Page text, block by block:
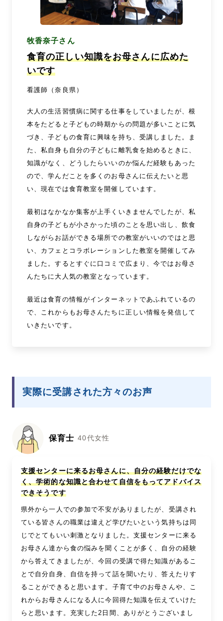
牧香奈子さん
食育の正しい知識をお母さんに広めた
いです
看護師（奈良県）
大人の生活習慣病に関する仕事をしていましたが、根
本をたどると子どもの時期からの問題が多いことに気
づき、子どもの食育に興味を持ち、受講しました。ま
た、私自身も自分の子どもに離乳食を始めるときに、
知識がなく、どうしたらいいのか悩んだ経験もあった
ので、学んだことを多くのお母さんに伝えたいと思
い、現在では食育教室を開催しています。
最初はなかなか集客が上手くいきませんでしたが、私
自身の子どもが小さかった頃のことを思い出し、飲食
しながらお話ができる場所での教室がいいのではと思
い、カフェとコラボレーションした教室を開催してみ
ました。するとすぐに口コミで広まり、今ではお母さ
んたちに大人気の教室となっています。
最近は食育の情報がインターネットであふれているの
で、これからもお母さんたちに正しい情報を発信して
いきたいです。
実際に受講された方々のお声
保育士 40代女性
支援センターに来るお母さんに、自分の経験だけでな
く、学術的な知識と合わせて自信をもってアドバイス
できそうです
県外から一人での参加で不安がありましたが、受講され
ている皆さんの職業は違えど学びたいという気持ちは同
じでとてもいい刺激となりました。支援センターに来る
お母さん達から食の悩みを聞くことが多く、自分の経験
から答えてきましたが、今回の受講で得た知識があるこ
とで自分自身、自信を持って話を聞いたり、答えたりす
ることができると思います。子育て中のお母さんや、こ
れからお母さんになる人に今回得た知識を伝えていけた
らと思います。充実した2日間、ありがとうございまし